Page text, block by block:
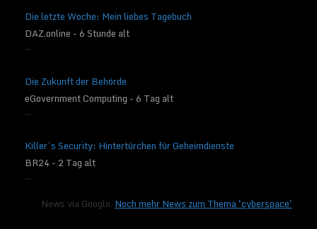
Die letzte Woche: Mein liebes Tagebuch
DAZ.online - 6 Stunde alt
...
Die Zukunft der Behörde
eGovernment Computing - 6 Tag alt
...
Killer’s Security: Hintertürchen für Geheimdienste
BR24 - 2 Tag alt
...
News via Google. Noch mehr News zum Thema 'cyberspace'